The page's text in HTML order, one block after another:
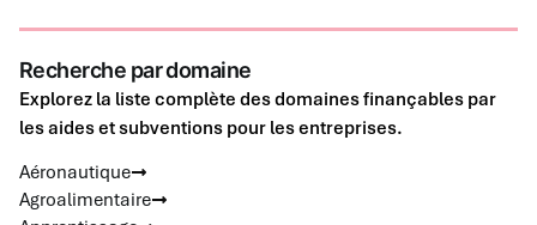
Recherche par domaine
Explorez la liste complète des domaines finançables par
les aides et subventions pour les entreprises.
Aéronautique
Agroalimentaire